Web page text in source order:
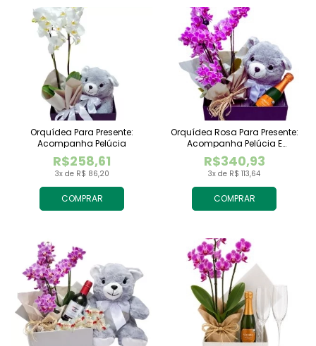
COMPRAR
3x de R$ 86,20
R$258,61
Orquídea Para Presente:
Acompanha Pelúcia
COMPRAR
3x de R$ 113,64
R$340,93
Orquídea Rosa Para Presente:
Acompanha Pelúcia E
Espumante